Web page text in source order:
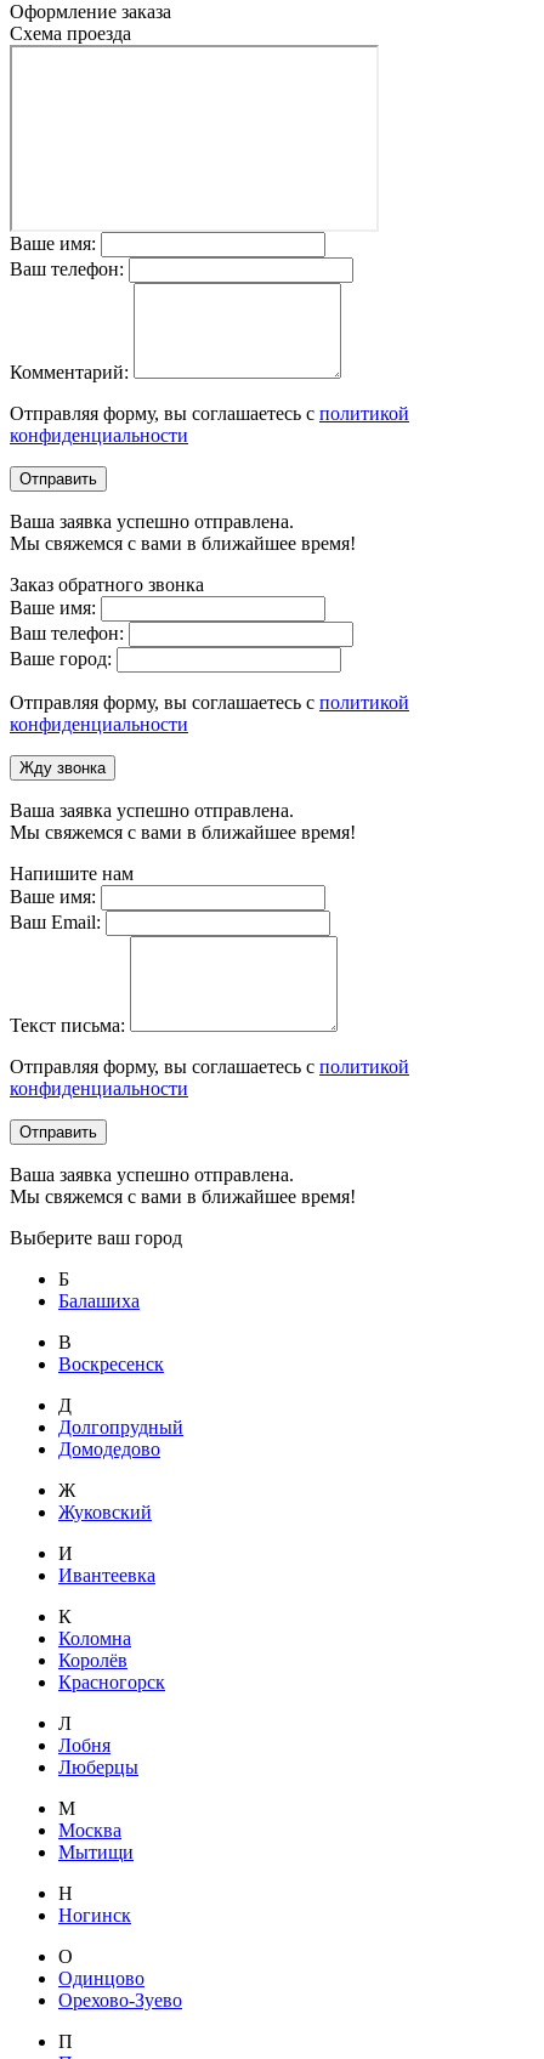
Оформление заказа
Схема проезда
Ваше имя:
Ваш телефон:
Комментарий:
Отправляя форму, вы соглашаетесь с политикой
конфиденциальности
Отправить
Ваша заявка успешно отправлена.
Мы свяжемся с вами в ближайшее время!
Заказ обратного звонка
Ваше имя:
Ваш телефон:
Ваше город:
Отправляя форму, вы соглашаетесь с политикой
конфиденциальности
Жду звонка
Ваша заявка успешно отправлена.
Мы свяжемся с вами в ближайшее время!
Напишите нам
Ваше имя:
Ваш Email:
Текст письма:
Отправляя форму, вы соглашаетесь с политикой
конфиденциальности
Отправить
Ваша заявка успешно отправлена.
Мы свяжемся с вами в ближайшее время!
Выберите ваш город
Б
Балашиха
В
Воскресенск
Д
Долгопрудный
Домодедово
Ж
Жуковский
И
Ивантеевка
К
Коломна
Королёв
Красногорск
Л
Лобня
Люберцы
М
Москва
Мытищи
Н
Ногинск
О
Одинцово
Орехово-Зуево
П